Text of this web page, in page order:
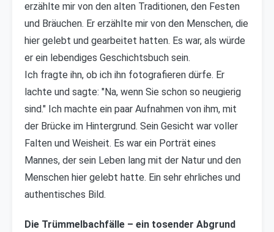
erzählte mir von den alten Traditionen, den Festen
und Bräuchen. Er erzählte mir von den Menschen, die
hier gelebt und gearbeitet hatten. Es war, als würde
er ein lebendiges Geschichtsbuch sein.
Ich fragte ihn, ob ich ihn fotografieren dürfe. Er
lachte und sagte: "Na, wenn Sie schon so neugierig
sind." Ich machte ein paar Aufnahmen von ihm, mit
der Brücke im Hintergrund. Sein Gesicht war voller
Falten und Weisheit. Es war ein Porträt eines
Mannes, der sein Leben lang mit der Natur und den
Menschen hier gelebt hatte. Ein sehr ehrliches und
authentisches Bild.
Die Trümmelbachfälle – ein tosender Abgrund